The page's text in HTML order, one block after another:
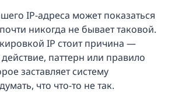
IP-адреса может показаться
никогда не бывает таковой.
IP стоит причина —
паттерн или правило
заставляет систему
что что-то не так.